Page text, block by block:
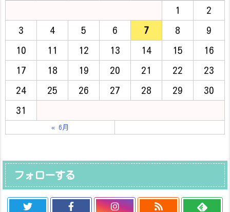
1 2
3 4 5 6 7 8 9
10 11 12 13 14 15 16
17 18 19 20 21 22 23
24 25 26 27 28 29 30
31
« 6月
フォローする